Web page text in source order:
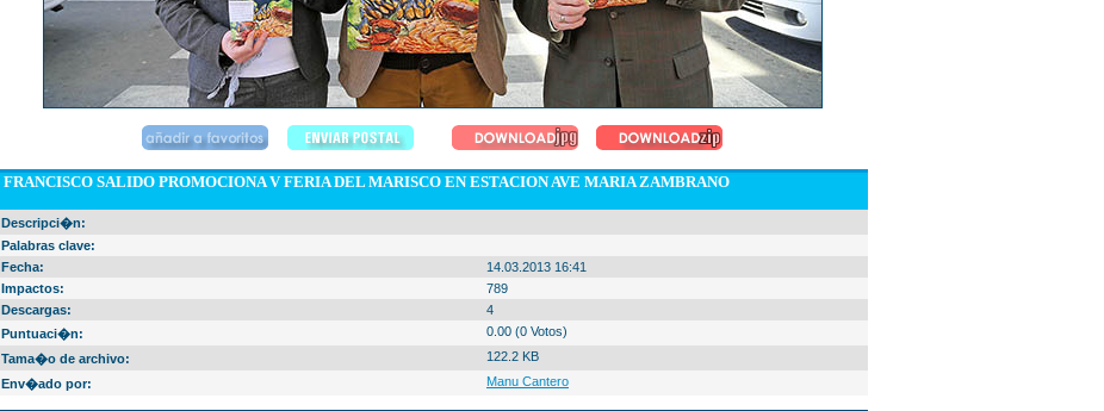
FRANCISCO SALIDO PROMOCIONA V FERIA DEL MARISCO EN ESTACION AVE MARIA ZAMBRANO
Descripci�n:
Palabras clave:
Fecha:
14.03.2013 16:41
Impactos:
789
Descargas:
4
Puntuaci�n:
0.00 (0 Votos)
Tama�o de archivo:
122.2 KB
Env�ado por:
Manu Cantero